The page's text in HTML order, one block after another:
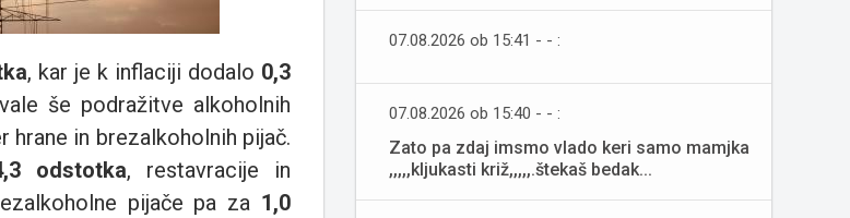
, kar je k inflaciji dodalo 0,3
še podražitve alkoholnih
in brezalkoholnih pijač.
odstotka, restavracije in
pijače pa za 1,0
07.08.2026 ob 15:41 - - :
07.08.2026 ob 15:40 - - :
Zato pa zdaj imsmo vlado keri samo mamjka
,,,,,kljukasti križ,,,,,.štekaš bedak...